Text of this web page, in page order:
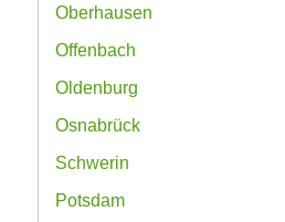
Oberhausen
Offenbach
Oldenburg
Osnabrück
Schwerin
Potsdam